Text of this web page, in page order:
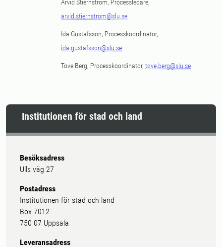
Arvid Stiernström, Processledare,
arvid.stiernstrom@slu.se
Ida Gustafsson, Processkoordinator,
ida.gustafsson@slu.se
Tove Berg, Processkoordinator, tove.berg@slu.se
Institutionen för stad och land
Besöksadress
Ulls väg 27
Postadress
Institutionen för stad och land
Box 7012
750 07 Uppsala
Leveransadress